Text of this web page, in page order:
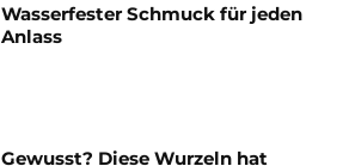
Wasserfester Schmuck für jeden
Anlass
Gewusst? Diese Wurzeln hat